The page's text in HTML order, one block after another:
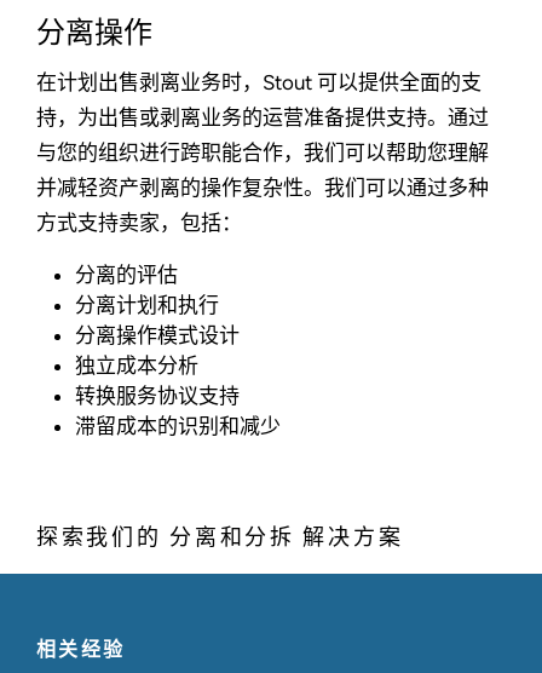
探索我们的 分离和分拆 解决方案
分离操作
在计划出售剥离业务时，Stout 可以提供全面的支
持，为出售或剥离业务的运营准备提供支持。通过
与您的组织进行跨职能合作，我们可以帮助您理解
并减轻资产剥离的操作复杂性。我们可以通过多种
方式支持卖家，包括：
分离的评估
分离计划和执行
分离操作模式设计
独立成本分析
转换服务协议支持
滞留成本的识别和减少
相关经验